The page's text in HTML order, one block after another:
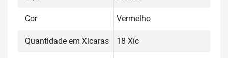
Cor Vermelho
Quantidade em Xícaras 18 Xíc